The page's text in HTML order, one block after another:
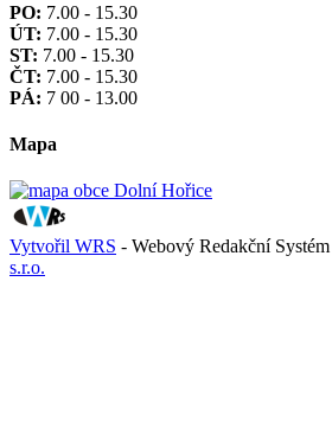
PO: 7.00 - 15.30
ÚT: 7.00 - 15.30
ST: 7.00 - 15.30
ČT: 7.00 - 15.30
PÁ: 7 00 - 13.00
Mapa
Vytvořil WRS - Webový Redakční
s.r.o.